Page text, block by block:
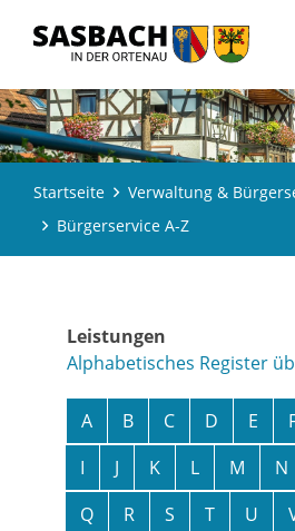
Startseite
Verwaltung &
Bürgerservice A-Z
Leistungen
Alphabetisches Register
A B C D E
I
J K L M N
Q
R S T U